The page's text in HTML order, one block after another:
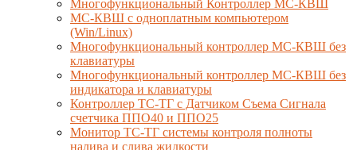
Многофункциональный Контроллер МС-КВШ
МС-КВШ с одноплатным компьютером
(Win/Linux)
Многофункциональный контроллер МС-КВШ без
клавиатуры
Многофункциональный контроллер МС-КВШ без
индикатора и клавиатуры
Контроллер ТС-ТГ с Датчиком Съема Сигнала
счетчика ППО40 и ППО25
Монитор ТС-ТГ системы контроля полноты
налива и слива жидкости